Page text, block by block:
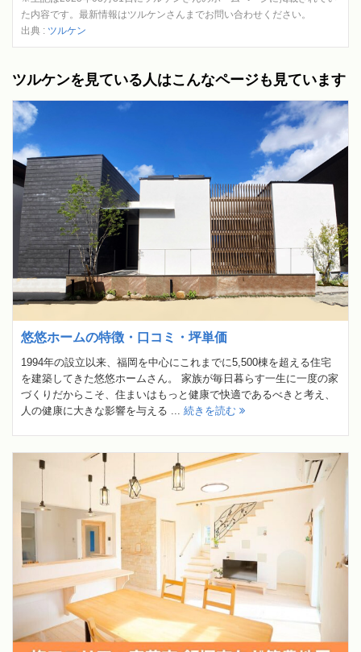
た内容です。最新情報はツルケンさんまでお問い合わせください。
出典 : ツルケン
ツルケンを見ている人はこんなページも見ています
悠悠ホームの特徴・口コミ・坪単価
1994年の設立以来、福岡を中心にこれまでに5,500棟を超える住宅
を建築してきた悠悠ホームさん。 家族が毎日暮らす一生に一度の家
づくりだからこそ、住まいはもっと健康で快適であるべきと考え、
人の健康に大きな影響を与える ... 続きを読む